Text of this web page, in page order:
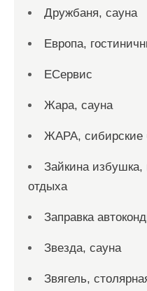
Дружбаня, сауна
Европа,
ЕСервис
Жара, сауна
ЖАРА, сибирские
Зайкина избушка,
отдыха
Заправка
Звезда, сауна
Звягель,